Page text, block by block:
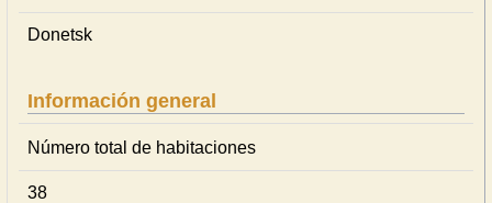
Donetsk
Información general
Número total de habitaciones
38